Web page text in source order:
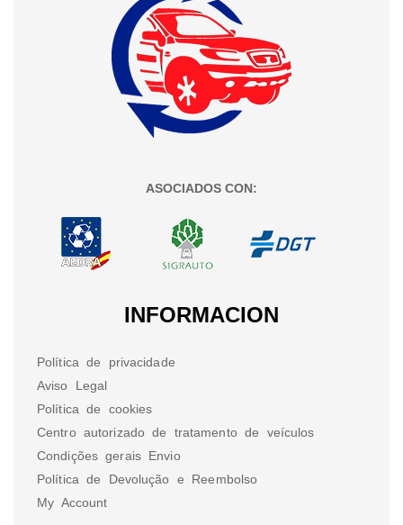
ASOCIADOS CON:
INFORMACION
Política de privacidade
Aviso Legal
Política de cookies
Centro autorizado de tratamento de veículos
Condições gerais Envio
Política de Devolução e Reembolso
My Account